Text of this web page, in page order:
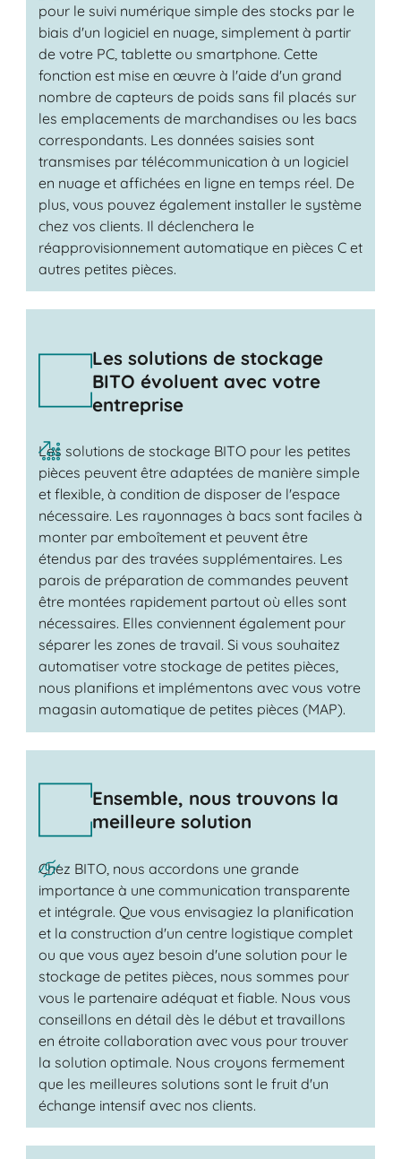
pour le suivi numérique simple des stocks par le
biais d'un logiciel en nuage, simplement à partir
de votre PC, tablette ou smartphone. Cette
fonction est mise en œuvre à l'aide d'un grand
nombre de capteurs de poids sans fil placés sur
les emplacements de marchandises ou les bacs
correspondants. Les données saisies sont
transmises par télécommunication à un logiciel
en nuage et affichées en ligne en temps réel. De
plus, vous pouvez également installer le système
chez vos clients. Il déclenchera le
réapprovisionnement automatique en pièces C et
autres petites pièces.
Les solutions de stockage
BITO évoluent avec votre
entreprise
Les solutions de stockage BITO pour les petites
pièces peuvent être adaptées de manière simple
et flexible, à condition de disposer de l'espace
nécessaire. Les rayonnages à bacs sont faciles à
monter par emboîtement et peuvent être
étendus par des travées supplémentaires. Les
parois de préparation de commandes peuvent
être montées rapidement partout où elles sont
nécessaires. Elles conviennent également pour
séparer les zones de travail. Si vous souhaitez
automatiser votre stockage de petites pièces,
nous planifions et implémentons avec vous votre
magasin automatique de petites pièces (MAP).
Ensemble, nous trouvons la
meilleure solution
Chez BITO, nous accordons une grande
importance à une communication transparente
et intégrale. Que vous envisagiez la planification
et la construction d'un centre logistique complet
ou que vous ayez besoin d'une solution pour le
stockage de petites pièces, nous sommes pour
vous le partenaire adéquat et fiable. Nous vous
conseillons en détail dès le début et travaillons
en étroite collaboration avec vous pour trouver
la solution optimale. Nous croyons fermement
que les meilleures solutions sont le fruit d'un
échange intensif avec nos clients.